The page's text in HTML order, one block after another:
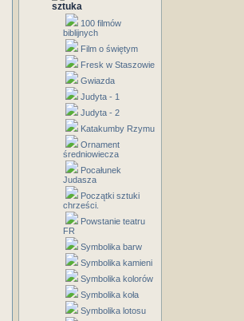
sztuka
100 filmów
biblijnych
Film o świętym
Fresk w Staszowie
Gwiazda
Judyta - 1
Judyta - 2
Katakumby Rzymu
Ornament
średniowiecza
Pocałunek
Judasza
Początki sztuki
chrześci.
Powstanie teatru
FR
Symbolika barw
Symbolika kamieni
Symbolika kolorów
Symbolika koła
Symbolika lotosu